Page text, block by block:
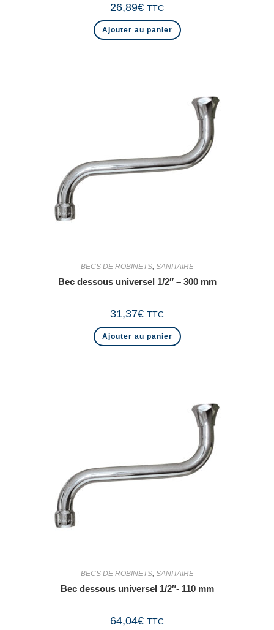
26,89€ TTC
Ajouter au panier
BECS DE ROBINETS, SANITAIRE
Bec dessous universel 1/2″ – 300 mm
31,37€ TTC
Ajouter au panier
BECS DE ROBINETS, SANITAIRE
Bec dessous universel 1/2″- 110 mm
64,04€ TTC